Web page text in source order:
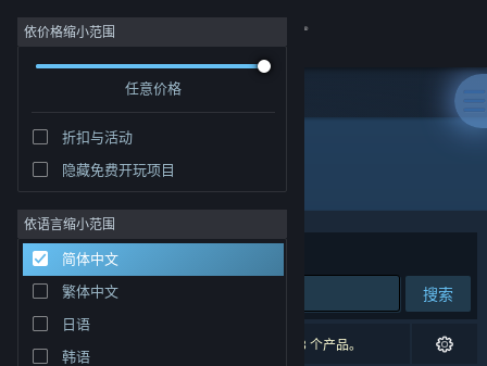
登录
社区
关于
客服
更改语言
依价格缩小范围
任意价格
折扣与活动
隐藏免费开玩项目
依语言缩小范围
简体中文
繁体中文
日语
韩语
开发者: Odders Lab
排序依据 相关性
搜索
7 个匹配的搜索结果。 根据您的偏好，已排除了 3 个产品。